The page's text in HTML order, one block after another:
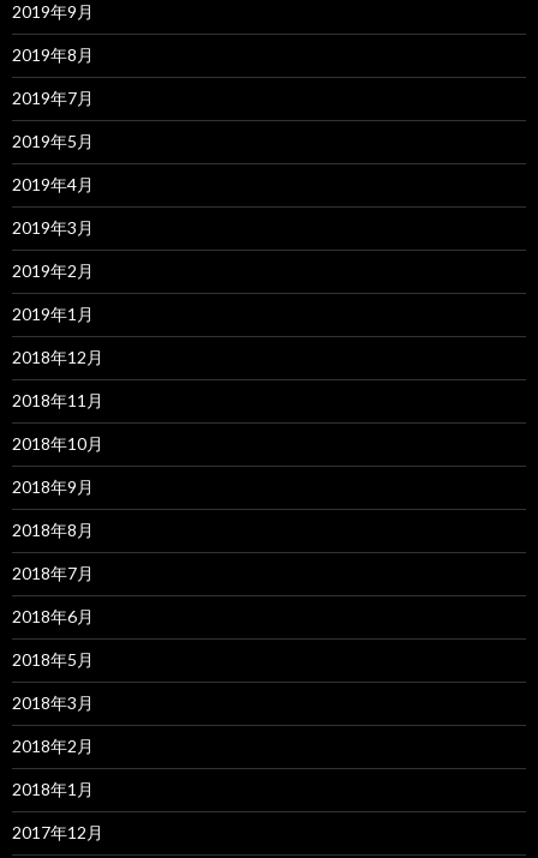
2019年9月
2019年8月
2019年7月
2019年5月
2019年4月
2019年3月
2019年2月
2019年1月
2018年12月
2018年11月
2018年10月
2018年9月
2018年8月
2018年7月
2018年6月
2018年5月
2018年3月
2018年2月
2018年1月
2017年12月